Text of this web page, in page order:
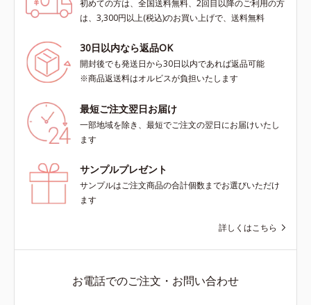
初めての方は、全国送料無料、2回目以降のご利用の方
は、3,300円以上(税込)のお買い上げで、送料無料
30日以内なら返品OK
開封後でも発送日から30日以内であれば返品可能
※商品返送料はオルビスが負担いたします
最短ご注文翌日お届け
一部地域を除き、最短でご注文の翌日にお届けいたし
ます
サンプルプレゼント
サンプルはご注文商品の合計個数までお選びいただけ
ます
詳しくはこちら
お電話でのご注文・お問い合わせ